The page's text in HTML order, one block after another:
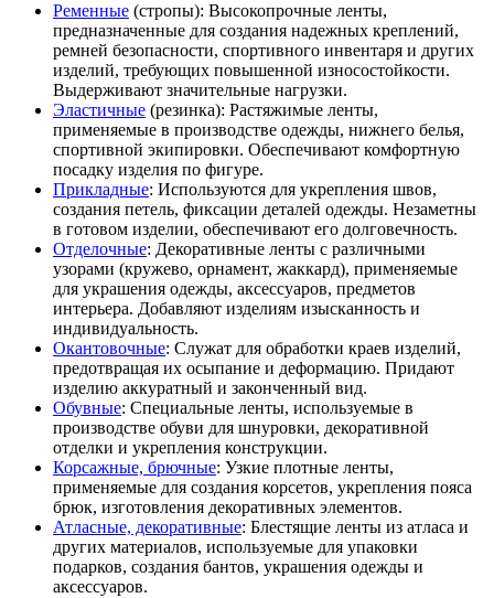
Ременные (стропы): Высокопрочные ленты,
предназначенные для создания надежных креплений,
ремней безопасности, спортивного инвентаря и других
изделий, требующих повышенной износостойкости.
Выдерживают значительные нагрузки.
Эластичные (резинка): Растяжимые ленты,
применяемые в производстве одежды, нижнего белья,
спортивной экипировки. Обеспечивают комфортную
посадку изделия по фигуре.
Прикладные: Используются для укрепления швов,
создания петель, фиксации деталей одежды. Незаметны
в готовом изделии, обеспечивают его долговечность.
Отделочные: Декоративные ленты с различными
узорами (кружево, орнамент, жаккард), применяемые
для украшения одежды, аксессуаров, предметов
интерьера. Добавляют изделиям изысканность и
индивидуальность.
Окантовочные: Служат для обработки краев изделий,
предотвращая их осыпание и деформацию. Придают
изделию аккуратный и законченный вид.
Обувные: Специальные ленты, используемые в
производстве обуви для шнуровки, декоративной
отделки и укрепления конструкции.
Корсажные, брючные: Узкие плотные ленты,
применяемые для создания корсетов, укрепления пояса
брюк, изготовления декоративных элементов.
Атласные, декоративные: Блестящие ленты из атласа и
других материалов, используемые для упаковки
подарков, создания бантов, украшения одежды и
аксессуаров.